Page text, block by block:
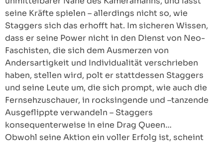
seine Kräfte spielen – allerdings nicht so, wie
Staggers sich das erhofft hat. Im sicheren Wissen,
dass er seine Power nicht in den Dienst von Neo-
Faschisten, die sich dem Ausmerzen von
Andersartigkeit und Individualität verschrieben
haben, stellen wird, polt er stattdessen Staggers
und seine Leute um, die sich prompt, wie auch die
Fernsehzuschauer, in rocksingende und –tanzende
Ausgeflippte verwandeln – Staggers
konsequenterweise in eine Drag Queen…
Obwohl seine Aktion ein voller Erfolg ist, scheint